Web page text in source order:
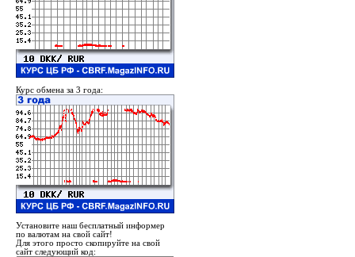
Курс обмена за 3 года:
Установите наш бесплатный информер
по валютам на свой сайт!
Для этого просто скопируйте на свой
сайт следующий код: